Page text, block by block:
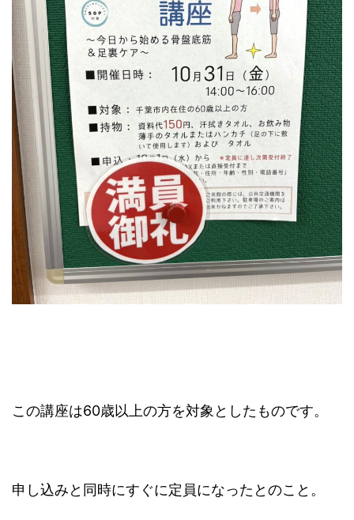
この講座は60歳以上の方を対象としたものです。
申し込みと同時にすぐに定員になったとのこと。